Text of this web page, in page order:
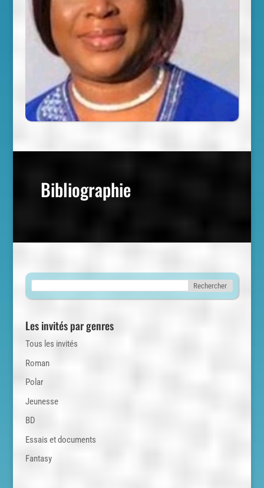
Bibliographie
Les invités par genres
Tous les invités
Roman
Polar
Jeunesse
BD
Essais et documents
Fantasy